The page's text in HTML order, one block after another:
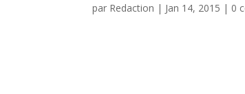
par Redaction | Jan 14, 2015 | 0